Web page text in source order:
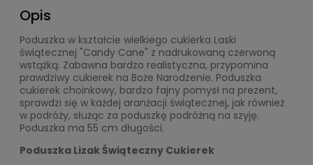
Opis
Poduszka w kształcie wielkiego cukierka Laski
świątecznej "Candy Cane" z nadrukowaną czerwoną
wstążką. Zabawna bardzo realistyczna, przypomina
prawdziwy cukierek na Boże Narodzenie. Poduszka
cukierek choinkowy, bardzo fajny pomysł na prezent,
sprawdzi się w każdej aranżacji świątecznej, jak również
w podróży, służąc za poduszkę podróżną na szyję.
Poduszka ma 55 cm długości.
Poduszka Lizak Świąteczny Cukierek